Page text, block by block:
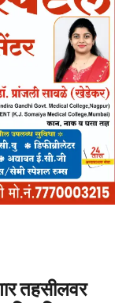
तहसीलवर